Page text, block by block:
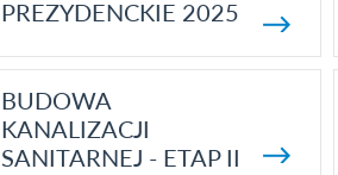
PREZYDENCKIE 2025
BUDOWA
KANALIZACJI
SANITARNEJ - ETAP II